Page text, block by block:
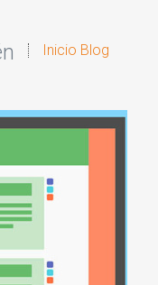
Inicio Blog